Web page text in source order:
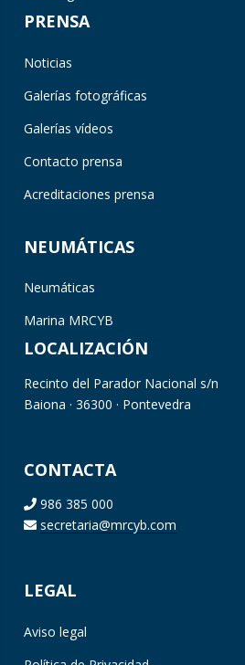
PRENSA
Noticias
Galerías fotográficas
Galerías vídeos
Contacto prensa
Acreditaciones prensa
NEUMÁTICAS
Neumáticas
Marina MRCYB
LOCALIZACIÓN
Recinto del Parador Nacional s/n
Baiona · 36300 · Pontevedra
CONTACTA
986 385 000
secretaria@mrcyb.com
LEGAL
Aviso legal